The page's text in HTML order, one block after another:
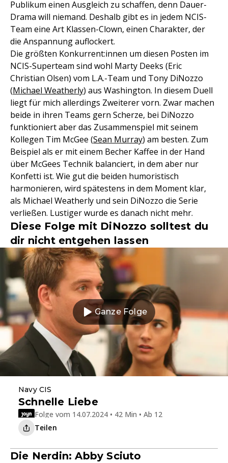
Publikum einen Ausgleich zu schaffen, denn Dauer-
Drama will niemand. Deshalb gibt es in jedem NCIS-
Team eine Art Klassen-Clown, einen Charakter, der
die Anspannung auflockert.
Die größten Konkurrent:innen um diesen Posten im
NCIS-Superteam sind wohl Marty Deeks (Eric
Christian Olsen) vom L.A.-Team und Tony DiNozzo
(Michael Weatherly) aus Washington. In diesem Duell
liegt für mich allerdings Zweiterer vorn. Zwar machen
beide in ihren Teams gern Scherze, bei DiNozzo
funktioniert aber das Zusammenspiel mit seinem
Kollegen Tim McGee (Sean Murray) am besten. Zum
Beispiel als er mit einem Becher Kaffee in der Hand
über McGees Technik balanciert, in dem aber nur
Konfetti ist. Wie gut die beiden humoristisch
harmonieren, wird spätestens in dem Moment klar,
als Michael Weatherly und sein DiNozzo die Serie
verließen. Lustiger wurde es danach nicht mehr.
Diese Folge mit DiNozzo solltest du
dir nicht entgehen lassen
Ganze Folge
Navy CIS
Schnelle Liebe
Folge vom 14.07.2024 • 42 Min • Ab 12
Teilen
Die Nerdin: Abby Sciuto